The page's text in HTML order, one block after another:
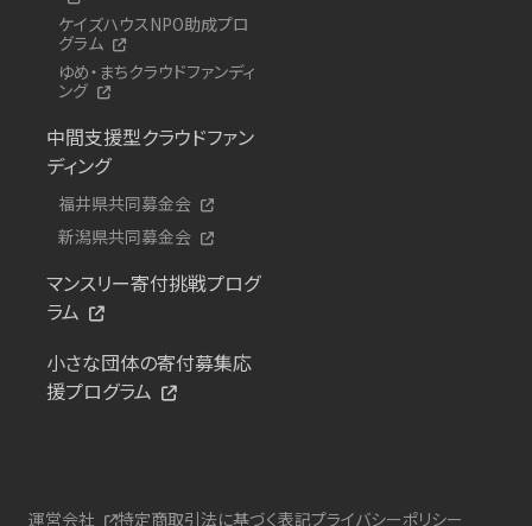
ケイズハウスNPO助成プロ
グラム
ゆめ・まちクラウドファンディ
ング
中間支援型クラウドファン
ディング
福井県共同募金会
新潟県共同募金会
マンスリー寄付挑戦プログ
ラム
小さな団体の寄付募集応
援プログラム
運営会社 特定商取引法に基づく表記プライバシーポリシー